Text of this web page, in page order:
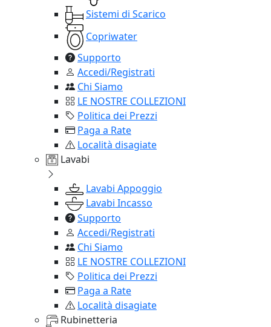
Sistemi di Scarico
Copriwater
Supporto
Accedi/Registrati
Chi Siamo
LE NOSTRE COLLEZIONI
Politica dei Prezzi
Paga a Rate
Località disagiate
Lavabi
Lavabi Appoggio
Lavabi Incasso
Supporto
Accedi/Registrati
Chi Siamo
LE NOSTRE COLLEZIONI
Politica dei Prezzi
Paga a Rate
Località disagiate
Rubinetteria